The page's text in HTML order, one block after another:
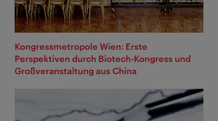
Kongressmetropole Wien: Erste
Perspektiven durch Biotech-Kongress und
Großveranstaltung aus China